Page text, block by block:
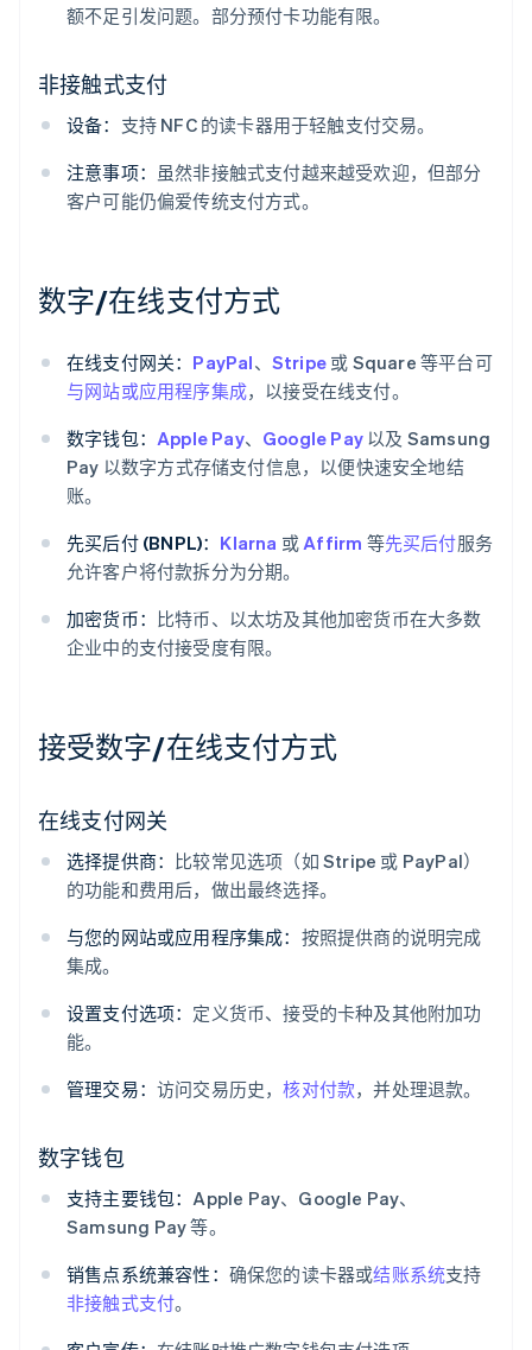
额不足引发问题。部分预付卡功能有限。
非接触式支付
设备： 支持 NFC 的读卡器用于轻触支付交易。
注意事项： 虽然非接触式支付越来越受欢迎，但部分
客户可能仍偏爱传统支付方式。
数字/在线支付方式
在线支付网关： PayPal、 Stripe 或 Square 等平台可
与网站或应用程序集成，以接受在线支付。
数字钱包： Apple Pay、 Google Pay 以及 Samsung
Pay 以数字方式存储支付信息，以便快速安全地结
账。
先买后付 (BNPL)： Klarna 或 Affirm 等先买后付服务
允许客户将付款拆分为分期。
加密货币： 比特币、以太坊及其他加密货币在大多数
企业中的支付接受度有限。
接受数字/在线支付方式
在线支付网关
选择提供商： 比较常见选项（如 Stripe 或 PayPal）
的功能和费用后，做出最终选择。
与您的网站或应用程序集成： 按照提供商的说明完成
集成。
设置支付选项： 定义货币、接受的卡种及其他附加功
能。
管理交易： 访问交易历史，核对付款，并处理退款。
数字钱包
支持主要钱包： Apple Pay、Google Pay、
Samsung Pay 等。
销售点系统兼容性： 确保您的读卡器或结账系统支持
非接触式支付。